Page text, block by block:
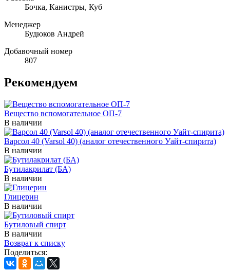
Бочка, Канистры, Куб
Менеджер
Будюков Андрей
Добавочный номер
807
Рекомендуем
Вещество вспомогательное ОП-7
В наличии
Варсол 40 (Varsol 40) (аналог отечественного Уайт-спирита)
В наличии
Бутилакрилат (БА)
В наличии
Глицерин
В наличии
Бутиловый спирт
В наличии
Возврат к списку
Поделиться: